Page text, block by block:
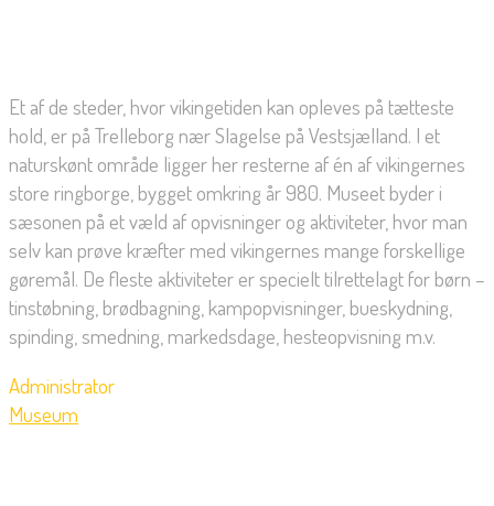
Et af de steder, hvor vikingetiden kan opleves på tætteste
hold, er på Trelleborg nær Slagelse på Vestsjælland. I et
naturskønt område ligger her resterne af én af vikingernes
store ringborge, bygget omkring år 980. Museet byder i
sæsonen på et væld af opvisninger og aktiviteter, hvor man
selv kan prøve kræfter med vikingernes mange forskellige
gøremål. De fleste aktiviteter er specielt tilrettelagt for børn –
tinstøbning, brødbagning, kampopvisninger, bueskydning,
spinding, smedning, markedsdage, hesteopvisning m.v.
Administrator
Museum